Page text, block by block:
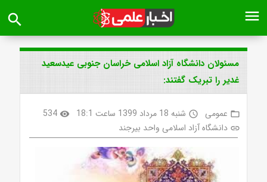
menu
search
مسئولان دانشگاه آزاد اسلامی خراسان جنوبی عیدسعید
غدیر را تبریک گفتند:
folder_open عمومی access_time شنبه 18 مرداد 1399 ساعت 18:1 visibility
534
link دانشگاه آزاد اسلامی واحد بیرجند